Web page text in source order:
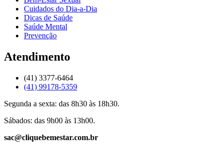
Cuidados do Dia-a-Dia
Dicas de Saúde
Saúde Mental
Prevenção
Atendimento
(41) 3377-6464
(41) 99178-5359
Segunda a sexta: das 8h30 às 18h30.
Sábados: das 9h00 às 13h00.
sac@cliquebemestar.com.br